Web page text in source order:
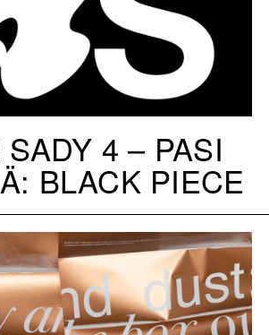
4 –⁠ PASI
BLACK PIECE